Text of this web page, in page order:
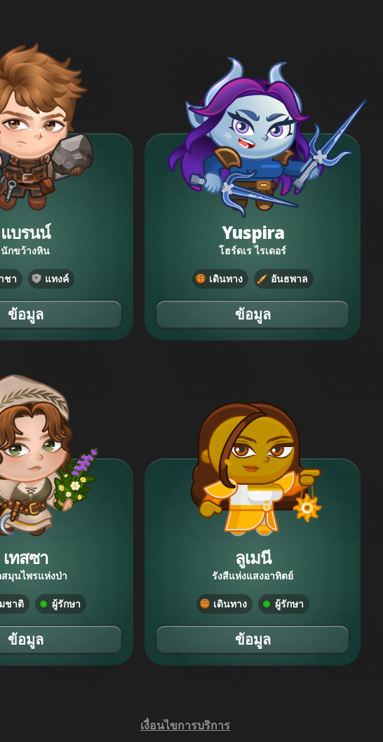
แบรนน์
นักขว้างหิน
ชา แทงค์
ข้อมูล
Yuspira
โฮร์ดเร ไรเดอร์
เดินทาง อันธพาล
ข้อมูล
เทสซา
มุนไพรแห่งป่า
ชาติ ผู้รักษา
ข้อมูล
ลูเมนี
รังสีแห่งแสงอาทิตย์
เดินทาง ผู้รักษา
ข้อมูล
เงื่อนไขการบริการ